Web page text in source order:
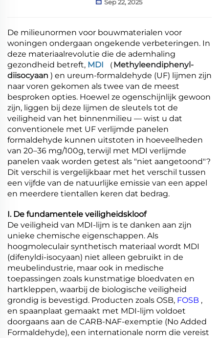
Sep 22, 2025
De milieunormen voor bouwmaterialen voor
woningen ondergaan ongekende verbeteringen. In
deze materiaalrevolutie die de ademhaling
gezondheid betreft, MDI （ Methyleendiphenyl-
diisocyaan ) en ureum-formaldehyde (UF) lijmen zijn
naar voren gekomen als twee van de meest
besproken opties. Hoewel ze ogenschijnlijk gewoon
zijn, liggen bij deze lijmen de sleutels tot de
veiligheid van het binnenmilieu — wist u dat
conventionele met UF verlijmde panelen
formaldehyde kunnen uitstoten in hoeveelheden
van 20–36 mg/100g, terwijl met MDI verlijmde
panelen vaak worden getest als "niet aangetoond"?
Dit verschil is vergelijkbaar met het verschil tussen
een vijfde van de natuurlijke emissie van een appel
en meerdere tientallen keren dat bedrag.
I. De fundamentele veiligheidskloof
De veiligheid van MDI-lijm is te danken aan zijn
unieke chemische eigenschappen. Als
hoogmoleculair synthetisch materiaal wordt MDI
(difenyldi-isocyaan) niet alleen gebruikt in de
meubelindustrie, maar ook in medische
toepassingen zoals kunstmatige bloedvaten en
hartkleppen, waarbij de biologische veiligheid
grondig is bevestigd. Producten zoals OSB, FOSB ,
en spaanplaat gemaakt met MDI-lijm voldoet
doorgaans aan de CARB-NAF-exemptie (No Added
Formaldehyde), een internationale norm die vereist